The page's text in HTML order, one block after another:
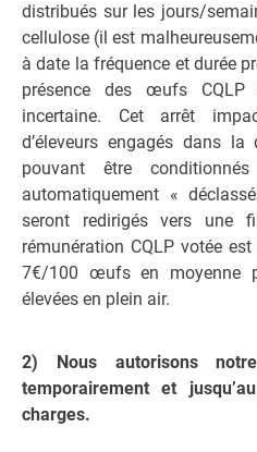
distribués sur les jours/
cellulose (il est
à date la fréquence et durée
présence des œufs
incertaine. Cet arrêt
d’éleveurs engagés dans
pouvant être
automatiquement «
seront redirigés vers une
rémunération CQLP votée
7€/100 œufs en moyenne
élevées en plein air.
2) Nous autorisons
temporairement et
charges.